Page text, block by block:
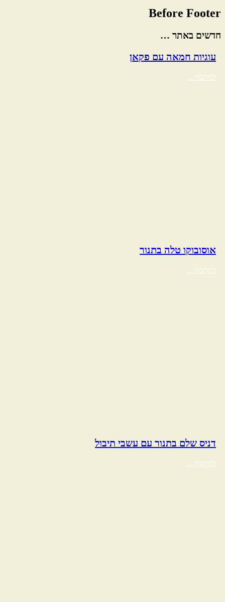
Before Footer
חדשים באתר …
עוגיות חמאה עם פקאן
למתכון ...
אוסובוקו טלה בתנור
למתכון ...
דניס שלם בתנור עם עשבי תיבול
למתכון ...